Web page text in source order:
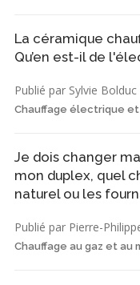
La céramique
Qu’en est-il de
Publié par Sylvie Bolduc
Chauffage électrique
Je dois changer
mon duplex, quel
naturel ou les
Publié par Pierre-
Chauffage au gaz et au